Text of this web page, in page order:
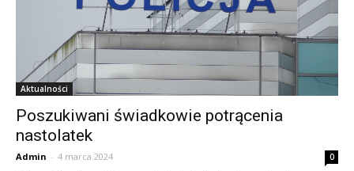
Aktualności
Poszukiwani świadkowie potrącenia
nastolatek
Admin - 4 marca 2024 0